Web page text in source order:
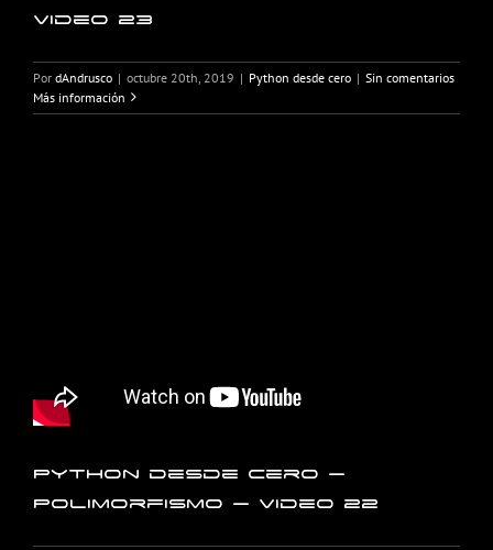
Video 23
Por dAndrusco | octubre 20th, 2019 | Python desde cero | Sin comentarios
Más información
Python desde cero –
Polimorfismo – Video 22